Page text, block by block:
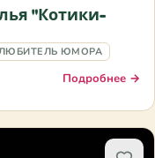
"Котики-
ЮМОРА
Подробнее →